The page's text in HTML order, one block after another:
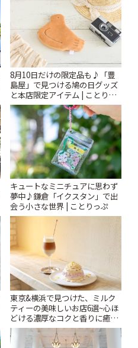
8月10日だけの限定品も♪「豊
島屋」で見つける鳩の日グッズ
と本店限定アイテム | ことりっ
ぷ
キュートなミニチュアに思わず
夢中♪鎌倉「イクスタン」で出
会う小さな世界 | ことりっぷ
東京&横浜で見つけた、ミルク
ティーの美味しいお店6選~心ほ
どける濃厚なコクと香りに癒や
されるティータイム~ | ことりっ
ぷ